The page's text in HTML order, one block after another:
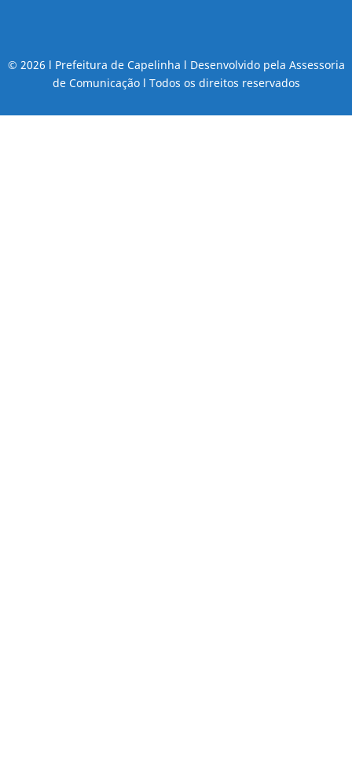
© 2026 l Prefeitura de Capelinha l Desenvolvido pela Assessoria
de Comunicação l Todos os direitos reservados